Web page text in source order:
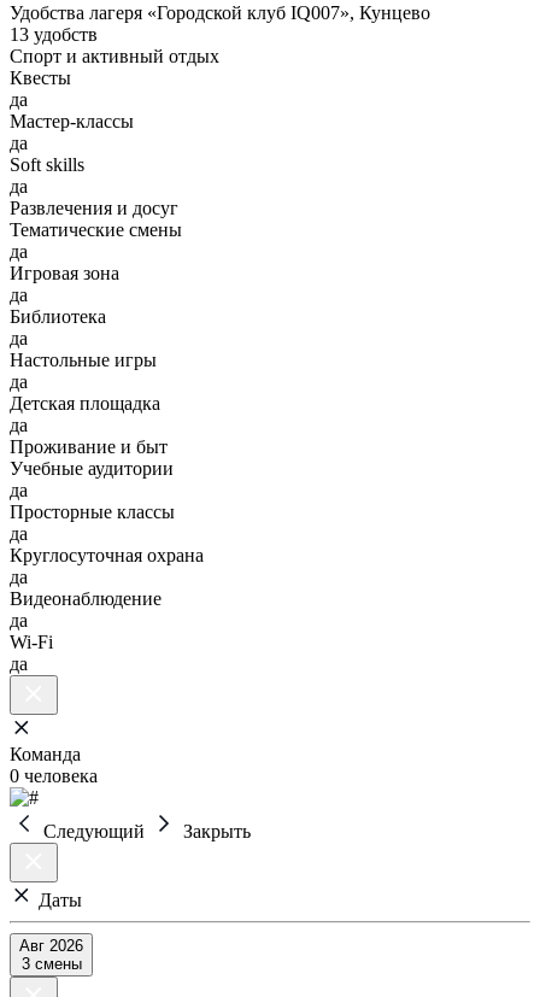
Удобства лагеря «Городской клуб IQ007», Кунцево
13 удобств
Спорт и активный отдых
Квесты
да
Мастер-классы
да
Soft skills
да
Развлечения и досуг
Тематические смены
да
Игровая зона
да
Библиотека
да
Настольные игры
да
Детская площадка
да
Проживание и быт
Учебные аудитории
да
Просторные классы
да
Круглосуточная охрана
да
Видеонаблюдение
да
Wi-Fi
да
Команда
0 человека
Следующий Закрыть
Даты
Авг 2026
3 смены